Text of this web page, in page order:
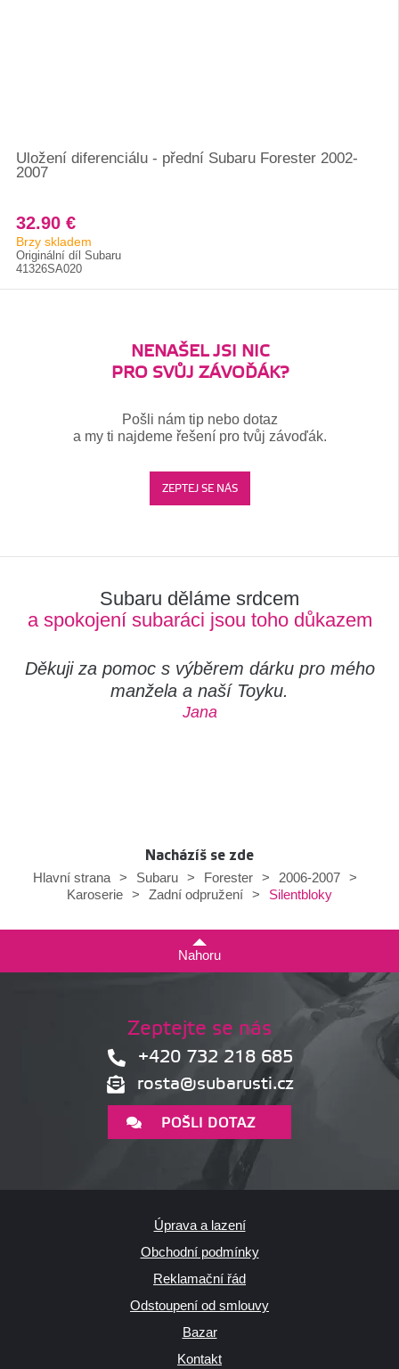
Uložení diferenciálu - přední Subaru Forester 2002-
2007
32.90 €
Brzy skladem
Originální díl Subaru
41326SA020
NENAŠEL JSI NIC
PRO SVŮJ ZÁVOĎÁK?
Pošli nám tip nebo dotaz
a my ti najdeme řešení pro tvůj závoďák.
ZEPTEJ SE NÁS
Subaru děláme srdcem
a spokojení subaráci jsou toho důkazem
Děkuji za pomoc s výběrem dárku pro mého
manžela a naší Toyku.
Jana
Nacházíš se zde
Hlavní strana > Subaru > Forester > 2006-2007 >
Karoserie > Zadní odpružení > Silentbloky
Nahoru
Zeptejte se nás
+420 732 218 685
rosta@subarusti.cz
POŠLI DOTAZ
Úprava a lazení
Obchodní podmínky
Reklamační řád
Odstoupení od smlouvy
Bazar
Kontakt